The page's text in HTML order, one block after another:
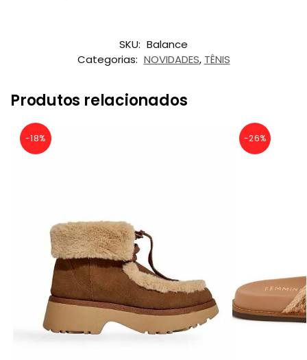
SKU: Balance
Categorias: NOVIDADES, TÊNIS
Produtos relacionados
-18% -26%